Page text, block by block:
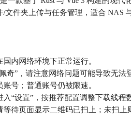
/文件夹上传与任务管理，适合 NAS
国内网络环境下正常运行。
奇”，请注意网络问题可能导致无法
号；普通账号仍被限速。
入“设置”，按推荐配置调整下载线
等待页面显示二维码已扫上；未扫